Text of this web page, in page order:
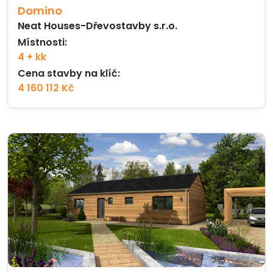
Domino
Neat Houses-Dřevostavby s.r.o.
Místnosti:
4 + kk
Cena stavby na klíč:
4 160 112 Kč